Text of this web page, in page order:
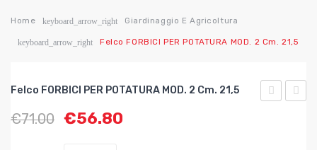
HOME
AZIENDA
Home keyboard_arrow_right Giardinaggio E Agricoltura
keyboard_arrow_right Felco FORBICI PER POTATURA MOD. 2 Cm. 21,5
Felco FORBICI PER POTATURA MOD. 2 Cm. 21,5
€71.00 €56.80